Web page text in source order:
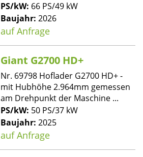
PS/kW: 66 PS/49 kW
Baujahr: 2026
auf Anfrage
Giant G2700 HD+
Nr. 69798 Hoflader G2700 HD+ -
mit Hubhöhe 2.964mm gemessen
am Drehpunkt der Maschine ...
PS/kW: 50 PS/37 kW
Baujahr: 2025
auf Anfrage